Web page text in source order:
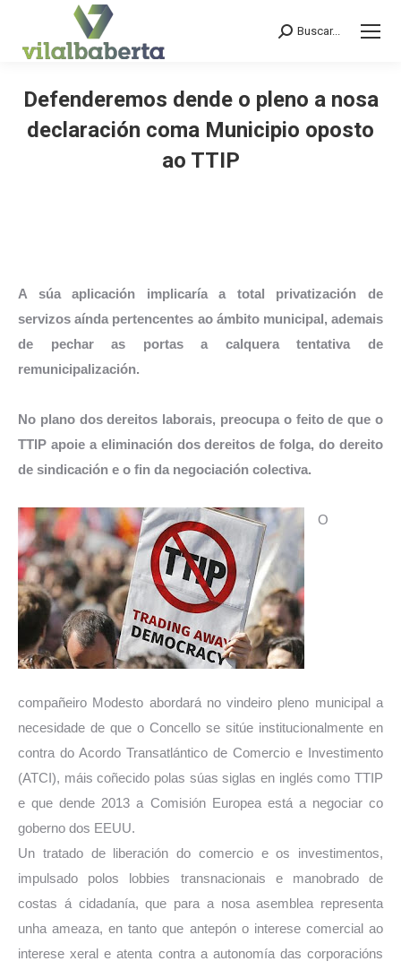
Search:
Buscar...
Defenderemos dende o pleno a nosa
declaración coma Municipio oposto
ao TTIP
A súa aplicación implicaría a total privatización de
servizos aínda pertencentes ao ámbito municipal, ademais
de pechar as portas a calquera tentativa de
remunicipalización.
No plano dos dereitos laborais, preocupa o feito de que o
TTIP apoie a eliminación dos dereitos de folga, do dereito
de sindicación e o fin da negociación colectiva.
O
compañeiro Modesto abordará no vindeiro pleno municipal a
necesidade de que o Concello se sitúe institucionalmente en
contra do Acordo Transatlántico de Comercio e Investimento
(ATCI), máis coñecido polas súas siglas en inglés como TTIP
e que dende 2013 a Comisión Europea está a negociar co
goberno dos EEUU.
Un tratado de liberación do comercio e os investimentos,
impulsado polos lobbies transnacionais e manobrado de
costas á cidadanía, que para a nosa asemblea representa
unha ameaza, en tanto que antepón o interese comercial ao
interese xeral e atenta contra a autonomía das corporacións